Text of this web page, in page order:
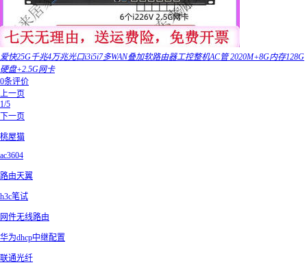
爱快25G千兆4万兆光口i3i5i7多WAN叠加软路由器工控整机AC管 2020M+8G内存128G
硬盘+2.5G网卡
0条评价
上一页
1/5
下一页
桃屋猫
ac3604
路由天翼
h3c笔试
网件无线路由
华为dhcp中继配置
联通光纤